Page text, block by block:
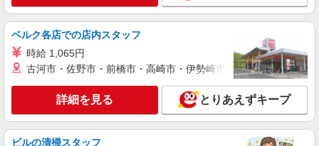
ベルク各店での店内スタッフ
時給 1,065円
古河市・佐野市・前橋市・高崎市・伊勢崎市・太田市・館林市
詳細を見る とりあえずキープ
ビルの清掃スタッフ